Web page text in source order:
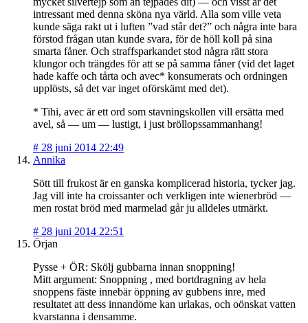
intressant med denna sköna nya värld. Alla som ville veta
kunde säga rakt ut i luften ”vad står det?” och några inte bara
förstod frågan utan kunde svara, för de höll koll på sina
smarta fåner. Och straffsparkandet stod några rätt stora
klungor och trängdes för att se på samma fåner (vid det laget
hade kaffe och tårta och avec* konsumerats och ordningen
upplösts, så det var inget oförskämt med det).
* Tihi, avec är ett ord som stavningskollen vill ersätta med
avel, så — um — lustigt, i just bröllopssammanhang!
# 28 juni 2014 22:49
Annika
Sött till frukost är en ganska komplicerad historia, tycker jag.
Jag vill inte ha croissanter och verkligen inte wienerbröd —
men rostat bröd med marmelad går ju alldeles utmärkt.
# 28 juni 2014 22:51
Örjan
Pysse + ÖR: Skölj gubbarna innan snoppning!
Mitt argument: Snoppning , med bortdragning av hela
snoppens fäste innebär öppning av gubbens inre, med
resultatet att dess innandöme kan urlakas, och oönskat vatten
kvarstanna i densamme.